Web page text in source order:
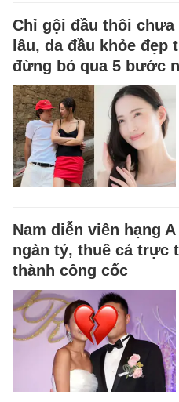
Chỉ gội đầu thôi
lâu, da đầu khỏe
đừng bỏ qua 5 bước
Nam diễn viên hạng
ngàn tỷ, thuê cả trực
thành công cốc